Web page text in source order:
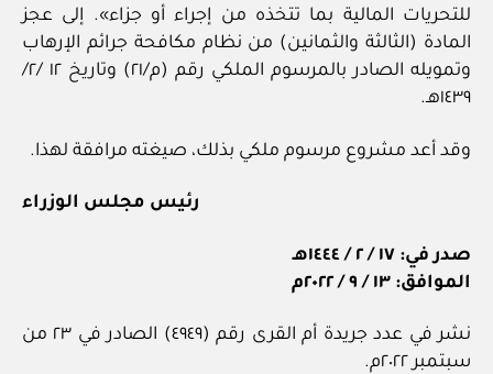
للتحريات المالية بما تتخذه من إجراء أو جزاء». إلى عجز
المادة (الثالثة والثمانين) من نظام مكافحة جرائم الإرهاب
وتمويله الصادر بالمرسوم الملكي رقم (م/٢١) وتاريخ ١٢ /٢/
١٤٣٩هـ.
وقد أعد مشروع مرسوم ملكي بذلك، صيغته مرافقة لهذا.
رئيس مجلس الوزراء
صدر في: ١٧ / ٢ / ١٤٤٤هـ
الموافق: ١٣ / ٩ / ٢٠٢٢م
نشر في عدد جريدة أم القرى رقم (٤٩٤٩) الصادر في ٢٣ من
سبتمبر ٢٠٢٢م.